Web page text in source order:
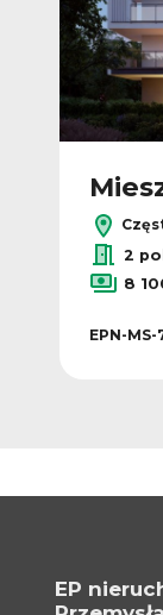
2
8
EPN-MS-
EP